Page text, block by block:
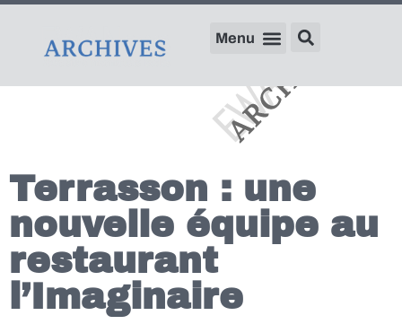
Terrasson : une
nouvelle équipe au
restaurant
l’Imaginaire